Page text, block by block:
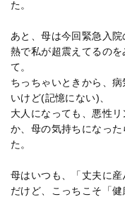
た。
あと、母は今回緊急入
熱で私が超震えてるの
て。
ちっちゃいときから、
いけど(記憶にない)、
大人になっても、悪性
か、母の気持ちになっ
た。
母はいつも、「丈夫に
だけど、こっちこそ「